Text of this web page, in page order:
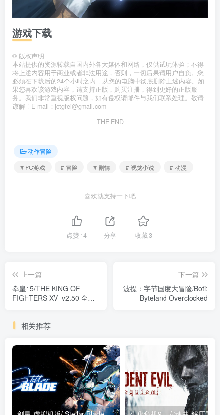
游戏下载
© 版权声明
本站提供的资源转载自国内外各大媒体和网络，仅供试玩体验；不得
将上述内容用于商业或者非法用途，否则，一切后果请用户自负。您
必须在下载后的24个小时之内，从您的电脑中彻底删除上述内容。如
果您喜欢该游戏内容，请支持正版，购买注册，得到更好的正版服
务。我们非常重视版权问题，如有侵权请邮件与我们联系处理。敬请
谅解！E-mail：jctgfei@gmail.com
THE END
动作冒险
# PC游戏
# 冒险 # 剧情 # 视觉小说 # 动漫
喜欢就支持一下吧
点赞14 分享 收藏3
上一篇
拳皇15/THE KING OF
FIGHTERS XV v2.50 全
下一篇
波提：字节国度大冒险/Boti:
Byteland Overclocked
相关推荐